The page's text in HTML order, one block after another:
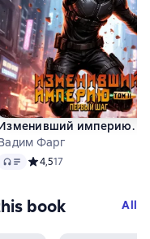
Том 1
оценок
империю.
Фарг
Audio Средний рейтинг 4,5 на
4,517
book All